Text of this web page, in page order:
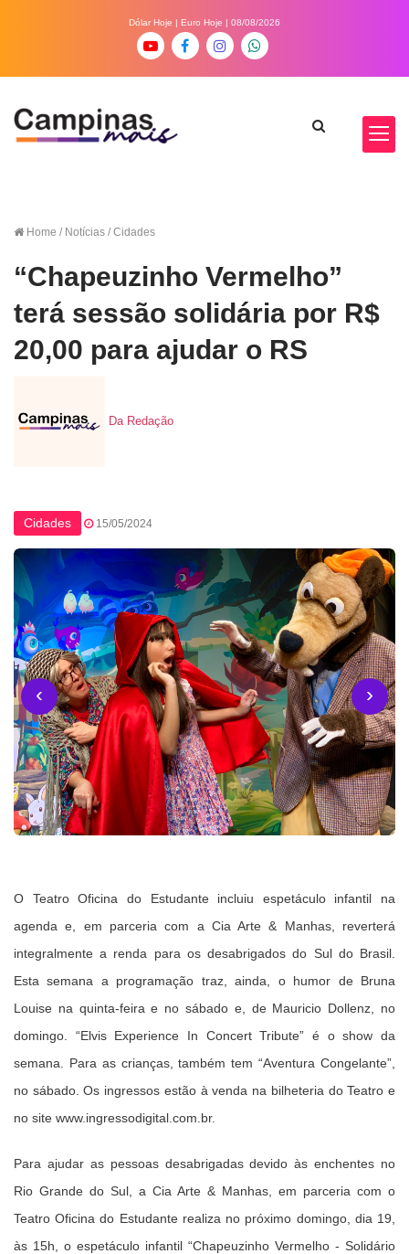
Dólar Hoje | Euro Hoje | 08/08/2026
Home / Notícias / Cidades
“Chapeuzinho Vermelho”
terá sessão solidária por R$
20,00 para ajudar o RS
Da Redação
Cidades 15/05/2024
‹ ›
O Teatro Oficina do Estudante incluiu espetáculo infantil na
agenda e, em parceria com a Cia Arte & Manhas, reverterá
integralmente a renda para os desabrigados do Sul do Brasil.
Esta semana a programação traz, ainda, o humor de Bruna
Louise na quinta-feira e no sábado e, de Mauricio Dollenz, no
domingo. “Elvis Experience In Concert Tribute” é o show da
semana. Para as crianças, também tem “Aventura Congelante”,
no sábado. Os ingressos estão à venda na bilheteria do Teatro e
no site www.ingressodigital.com.br.
Para ajudar as pessoas desabrigadas devido às enchentes no
Rio Grande do Sul, a Cia Arte & Manhas, em parceria com o
Teatro Oficina do Estudante realiza no próximo domingo, dia 19,
às 15h, o espetáculo infantil “Chapeuzinho Vermelho - Solidário